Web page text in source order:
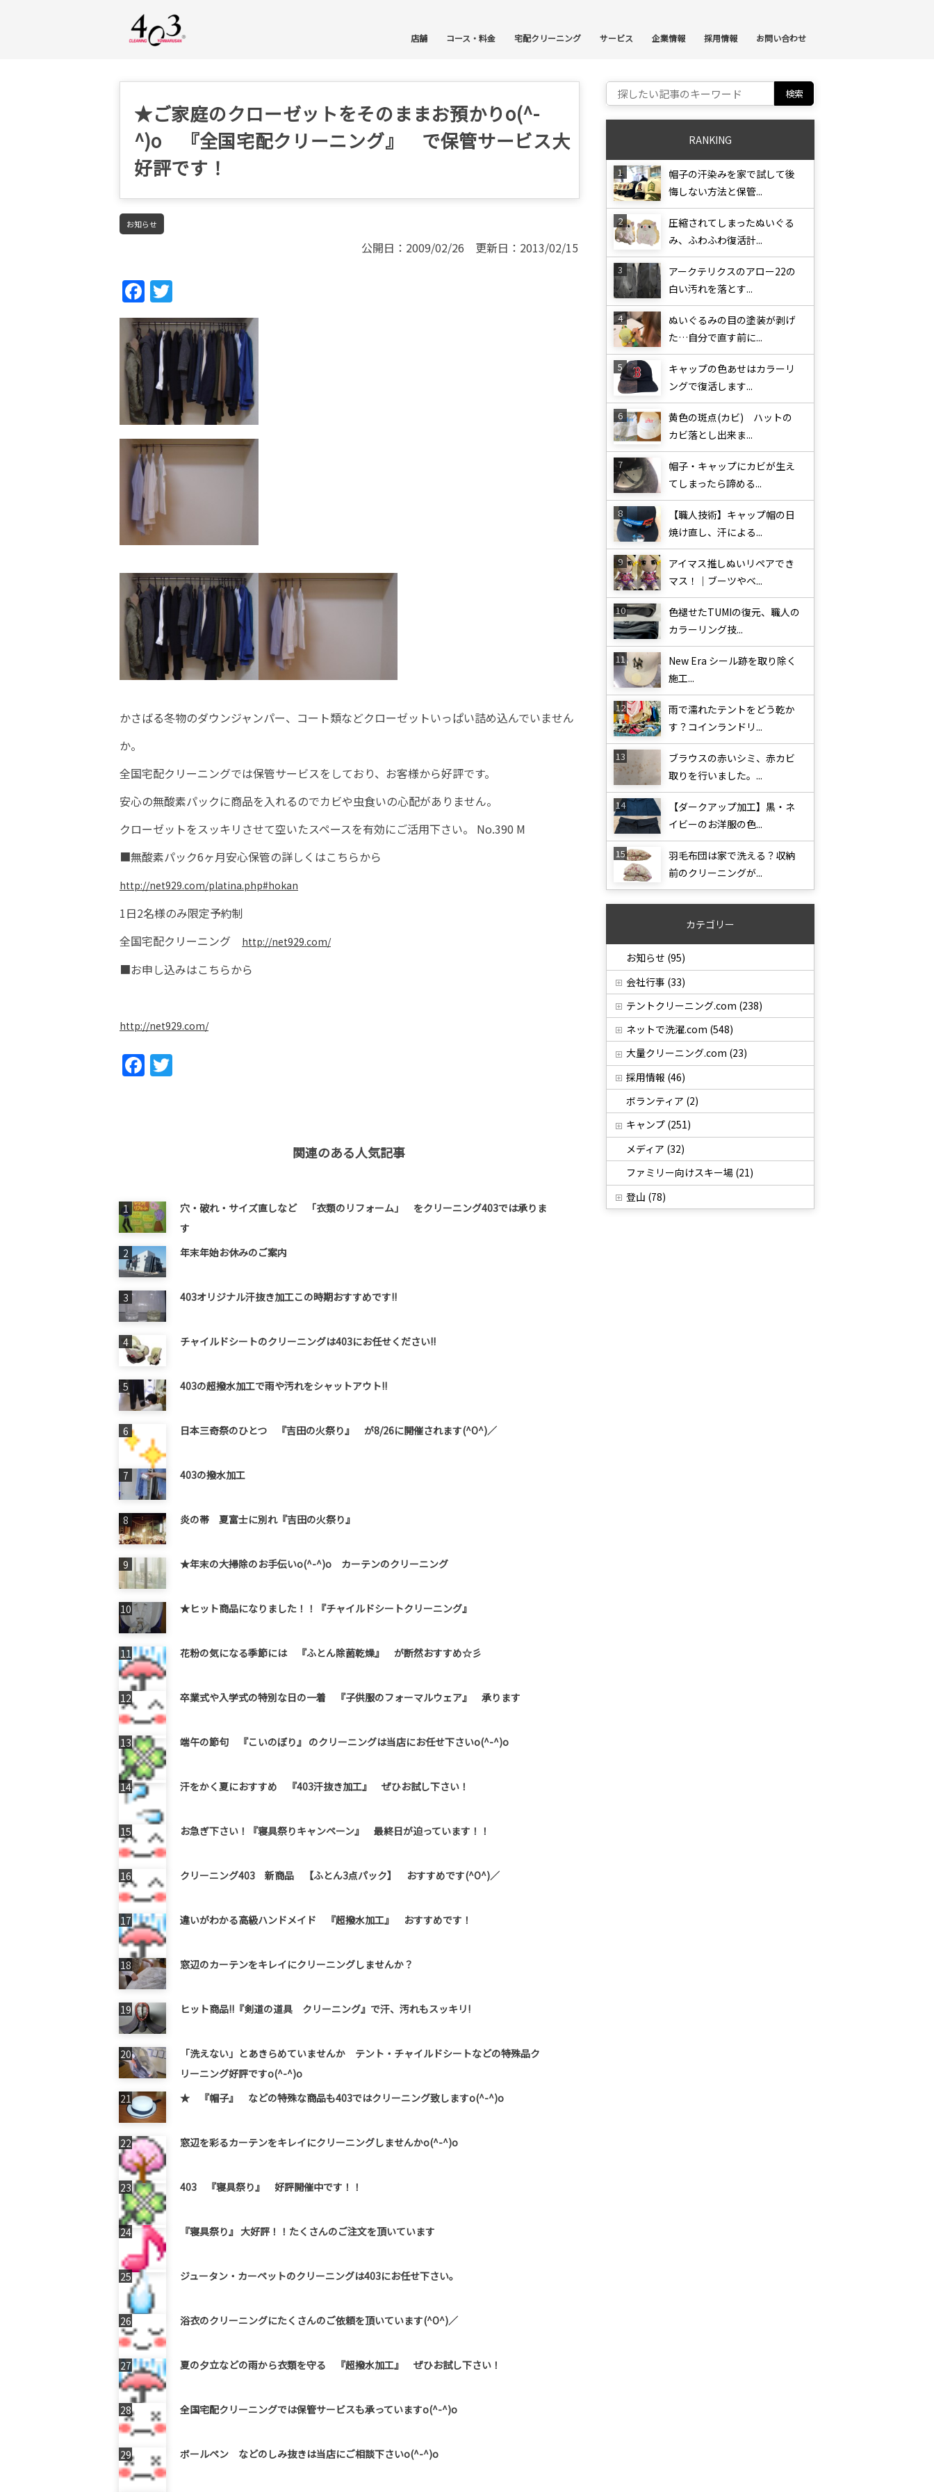
店舗 コース・料金 宅配クリーニング サービス 企業情報 採用情報 お問い合わせ
★ご家庭のクローゼットをそのままお預かりo(^-
^)o 『全国宅配クリーニング』 で保管サービス大
好評です！
お知らせ
公開日：2009/02/26 更新日：2013/02/15
Fac
ok
かさばる冬物のダウンジャンパー、コート類などクローゼットいっぱい詰め込んでいません
か。
全国宅配クリーニングでは保管サービスをしており、お客様から好評です。
安心の無酸素パックに商品を入れるのでカビや虫食いの心配がありません。
クローゼットをスッキリさせて空いたスペースを有効にご活用下さい。 No.390 M
■無酸素パック6ヶ月安心保管の詳しくはこちらから
http://net929.com/platina.php#hokan
1日2名様のみ限定予約制
全国宅配クリーニング
http://net929.com/
■お申し込みはこちらから
http://net929.com/
Fac
関連のある人気記事
穴・破れ・サイズ直しなど 「衣類のリフォーム」 をクリーニング403では承りま
す
年末年始お休みのご案内
403オリジナル汗抜き加工この時期おすすめです!!
チャイルドシートのクリーニングは403にお任せください!!
403の超撥水加工で雨や汚れをシャットアウト!!
日本三奇祭のひとつ 『吉田の火祭り』 が8/26に開催されます(^O^)／
403の撥水加工
炎の帯 夏富士に別れ『吉田の火祭り』
★年末の大掃除のお手伝いo(^-^)o カーテンのクリーニング
★ヒット商品になりました！！『チャイルドシートクリーニング』
花粉の気になる季節には 『ふとん除菌乾燥』 が断然おすすめ☆彡
卒業式や入学式の特別な日の一着 『子供服のフォーマルウェア』 承ります
端午の節句 『こいのぼり』 のクリーニングは当店にお任せ下さいo(^-^)o
汗をかく夏におすすめ 『403汗抜き加工』 ぜひお試し下さい！
お急ぎ下さい！『寝具祭りキャンペーン』 最終日が迫っています！！
クリーニング403 新商品 【ふとん3点パック】 おすすめです(^O^)／
違いがわかる高級ハンドメイド 『超撥水加工』 おすすめです！
窓辺のカーテンをキレイにクリーニングしませんか？
ヒット商品!!『剣道の道具 クリーニング』で汗、汚れもスッキリ!
「洗えない」とあきらめていませんか テント・チャイルドシートなどの特殊品ク
リーニング好評ですo(^-^)o
★ 『帽子』 などの特殊な商品も403ではクリーニング致しますo(^-^)o
窓辺を彩るカーテンをキレイにクリーニングしませんかo(^-^)o
403 『寝具祭り』 好評開催中です！！
『寝具祭り』 大好評！！たくさんのご注文を頂いています
ジュータン・カーペットのクリーニングは403にお任せ下さい。
浴衣のクリーニングにたくさんのご依頼を頂いています(^O^)／
夏の夕立などの雨から衣類を守る 『超撥水加工』 ぜひお試し下さい！
全国宅配クリーニングでは保管サービスも承っていますo(^-^)o
ボールペン などのしみ抜きは当店にご相談下さいo(^-^)o
Search for:
RANKING
帽子の汗染みを家で試して後
悔しない方法と保管...
圧縮されてしまったぬいぐる
み、ふわふわ復活計...
アークテリクスのアロー22の
白い汚れを落とす...
ぬいぐるみの目の塗装が剥げ
た…自分で直す前に...
キャップの色あせはカラーリ
ングで復活します...
黄色の斑点(カビ) ハットの
カビ落とし出来ま...
帽子・キャップにカビが生え
てしまったら諦める...
【職人技術】キャップ帽の日
焼け直し、汗による...
アイマス推しぬいリペアでき
マス！｜ブーツやベ...
色褪せたTUMIの復元、職人の
カラーリング技...
New Era シール跡を取り除く
施工...
雨で濡れたテントをどう乾か
す？コインランドリ...
ブラウスの赤いシミ、赤カビ
取りを行いました。...
【ダークアップ加工】黒・ネ
イビーのお洋服の色...
羽毛布団は家で洗える？収納
前のクリーニングが...
カテゴリー
お知らせ (95)
会社行事 (33)
テントクリーニング.com (238)
ネットで洗濯.com (548)
大量クリーニング.com (23)
採用情報 (46)
ボランティア (2)
キャンプ (251)
メディア (32)
ファミリー向けスキー場 (21)
登山 (78)